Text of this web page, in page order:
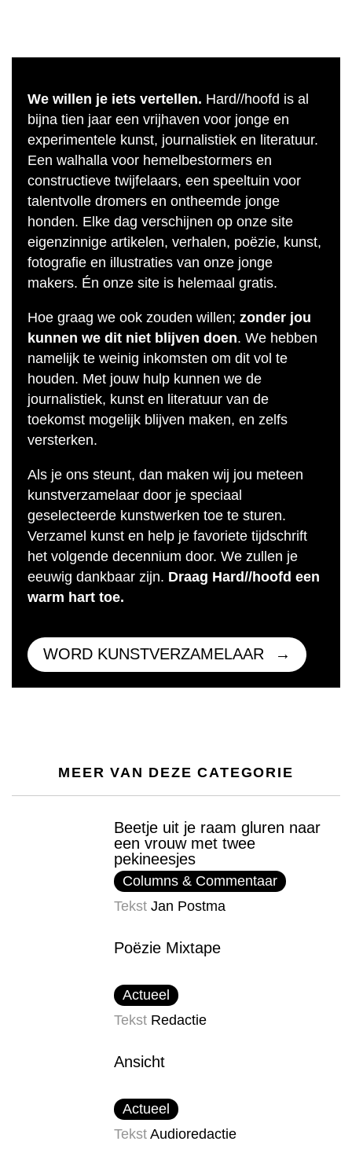
We willen je iets vertellen. Hard//hoofd is al
bijna tien jaar een vrijhaven voor jonge en
experimentele kunst, journalistiek en literatuur.
Een walhalla voor hemelbestormers en
constructieve twijfelaars, een speeltuin voor
talentvolle dromers en ontheemde jonge
honden. Elke dag verschijnen op onze site
eigenzinnige artikelen, verhalen, poëzie, kunst,
fotografie en illustraties van onze jonge
makers. Én onze site is helemaal gratis.
Hoe graag we ook zouden willen; zonder jou
kunnen we dit niet blijven doen. We hebben
namelijk te weinig inkomsten om dit vol te
houden. Met jouw hulp kunnen we de
journalistiek, kunst en literatuur van de
toekomst mogelijk blijven maken, en zelfs
versterken.
Als je ons steunt, dan maken wij jou meteen
kunstverzamelaar door je speciaal
geselecteerde kunstwerken toe te sturen.
Verzamel kunst en help je favoriete tijdschrift
het volgende decennium door. We zullen je
eeuwig dankbaar zijn. Draag Hard//hoofd een
warm hart toe.
WORD KUNSTVERZAMELAAR
MEER VAN DEZE CATEGORIE
Beetje uit je raam gluren naar
een vrouw met twee
pekineesjes
Columns & Commentaar
Tekst Jan Postma
Poëzie Mixtape
Actueel
Tekst Redactie
Ansicht
Actueel
Tekst Audioredactie